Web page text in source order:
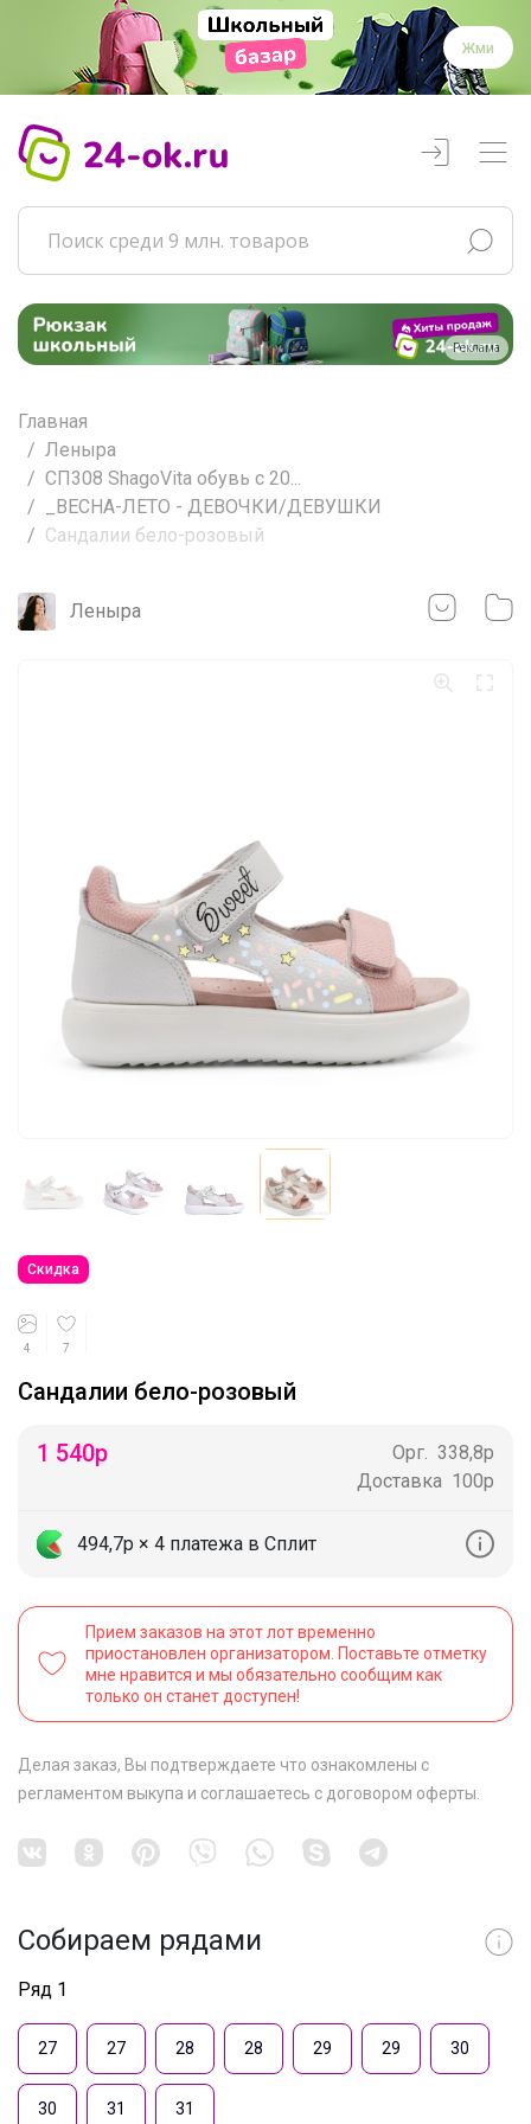
Жми
Реклама
Главная
Леныра
СП308 ShаgоVitа обувь с 20...
_ВЕСНА-ЛЕТО - ДЕВОЧКИ/ДЕВУШКИ
Сандалии бело-розовый
Леныра
Скидка
4 7
Сандалии бело-розовый
1 540р Орг. 338,8р
Доставка 100р
494,7р × 4 платежа в Сплит
Прием заказов на этот лот временно
приостановлен организатором. Поставьте отметку
мне нравится и мы обязательно сообщим как
только он станет доступен!
Делая заказ, Вы подтверждаете что ознакомлены с
регламентом выкупа и соглашаетесь с договором оферты
Собираем рядами
Ряд 1
27 27 28 28 29 29 30
30 31 31